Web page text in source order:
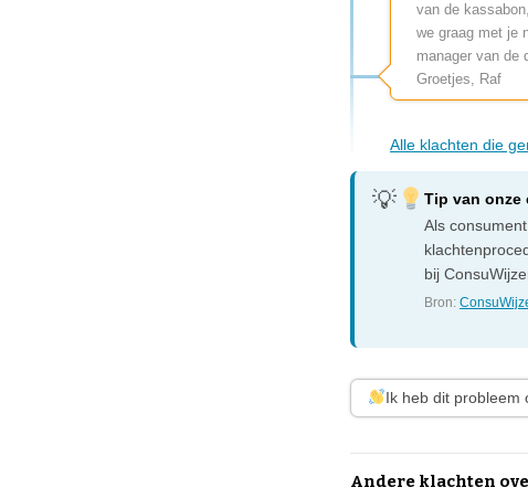
van de
we graag met je
manager van de
Groetjes, Raf
Alle klachten die
Tip van onze
Als
bij
Bron:
Ik heb dit probleem
Andere klachten